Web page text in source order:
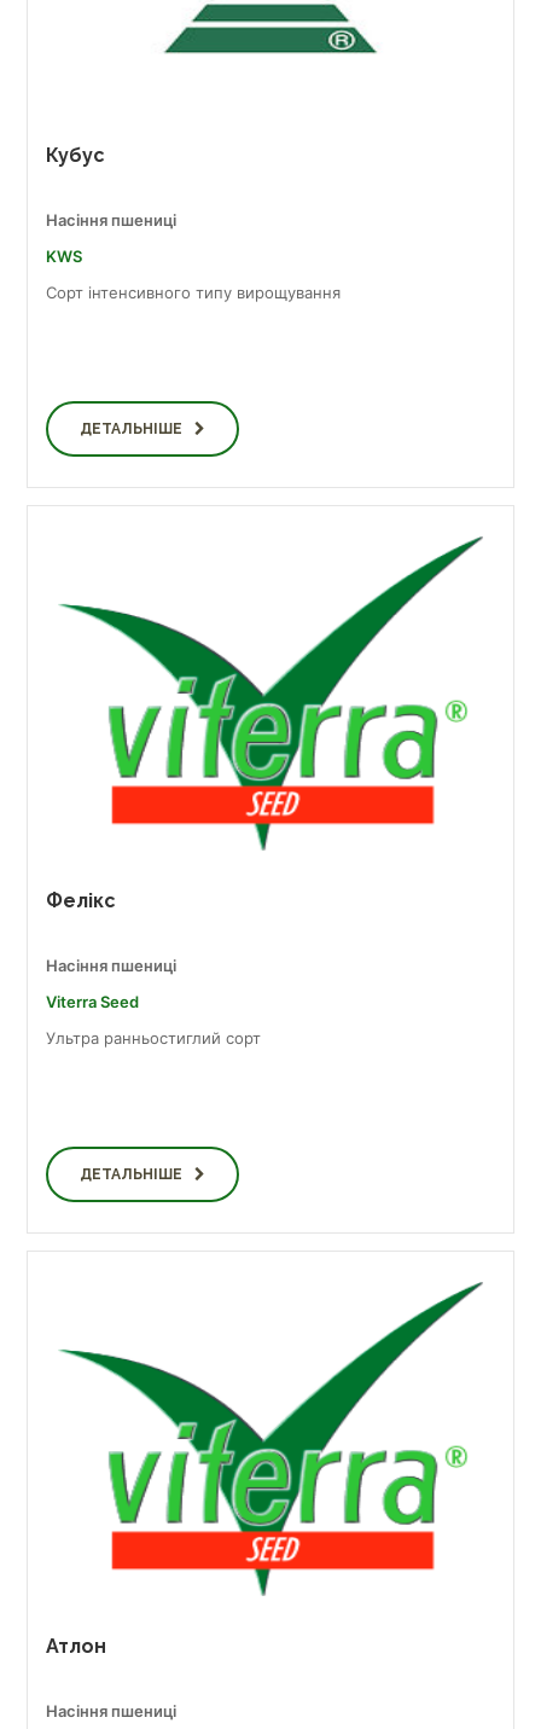
Кубус
Насіння пшениці
KWS
Сорт інтенсивного типу вирощування
ДЕТАЛЬНІШЕ
Фелікс
Насіння пшениці
Viterra Seed
Ультра ранньостиглий сорт
ДЕТАЛЬНІШЕ
Атлон
Насіння пшениці